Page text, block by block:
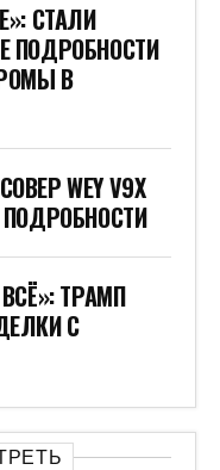
СТАЛИ
ПОДРОБНОСТИ
В
WEY V9X
ТРАМП
С